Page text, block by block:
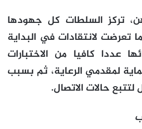
تركز السلطات كل جهودها
تعرضت لانتقادات في البداية
عددا كافيا من الاختبارات
لمقدمي الرعاية، ثم بسبب
حالات الاتصال.